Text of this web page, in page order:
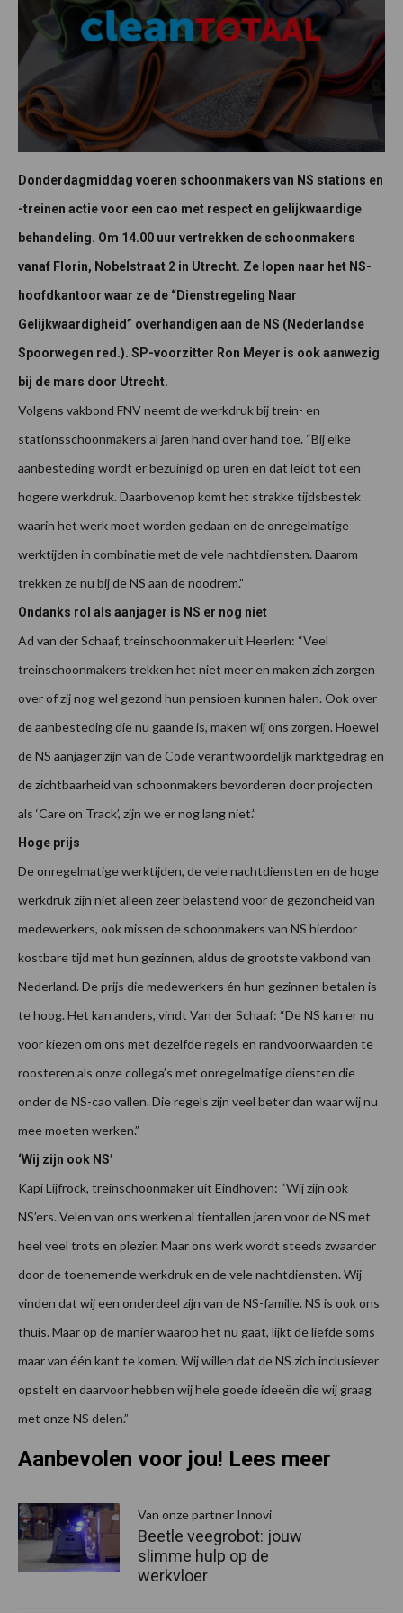
Donderdagmiddag voeren schoonmakers van NS stations en
-treinen actie voor een cao met respect en gelijkwaardige
behandeling. Om 14.00 uur vertrekken de schoonmakers
vanaf Florin, Nobelstraat 2 in Utrecht. Ze lopen naar het NS-
hoofdkantoor waar ze de “Dienstregeling Naar
Gelijkwaardigheid” overhandigen aan de NS (Nederlandse
Spoorwegen red.). SP-voorzitter Ron Meyer is ook aanwezig
bij de mars door Utrecht.
Volgens vakbond FNV neemt de werkdruk bij trein- en
stationsschoonmakers al jaren hand over hand toe. “Bij elke
aanbesteding wordt er bezuinigd op uren en dat leidt tot een
hogere werkdruk. Daarbovenop komt het strakke tijdsbestek
waarin het werk moet worden gedaan en de onregelmatige
werktijden in combinatie met de vele nachtdiensten. Daarom
trekken ze nu bij de NS aan de noodrem.”
Ondanks rol als aanjager is NS er nog niet
Ad van der Schaaf, treinschoonmaker uit Heerlen: “Veel
treinschoonmakers trekken het niet meer en maken zich zorgen
over of zij nog wel gezond hun pensioen kunnen halen. Ook over
de aanbesteding die nu gaande is, maken wij ons zorgen. Hoewel
de NS aanjager zijn van de Code verantwoordelijk marktgedrag en
de zichtbaarheid van schoonmakers bevorderen door projecten
als ‘Care on Track’, zijn we er nog lang niet.”
Hoge prijs
De onregelmatige werktijden, de vele nachtdiensten en de hoge
werkdruk zijn niet alleen zeer belastend voor de gezondheid van
medewerkers, ook missen de schoonmakers van NS hierdoor
kostbare tijd met hun gezinnen, aldus de grootste vakbond van
Nederland. De prijs die medewerkers én hun gezinnen betalen is
te hoog. Het kan anders, vindt Van der Schaaf: “De NS kan er nu
voor kiezen om ons met dezelfde regels en randvoorwaarden te
roosteren als onze collega’s met onregelmatige diensten die
onder de NS-cao vallen. Die regels zijn veel beter dan waar wij nu
mee moeten werken.”
‘Wij zijn ook NS’
Kapi Lijfrock, treinschoonmaker uit Eindhoven: “Wij zijn ook
NS’ers. Velen van ons werken al tientallen jaren voor de NS met
heel veel trots en plezier. Maar ons werk wordt steeds zwaarder
door de toenemende werkdruk en de vele nachtdiensten. Wij
vinden dat wij een onderdeel zijn van de NS-familie. NS is ook ons
thuis. Maar op de manier waarop het nu gaat, lijkt de liefde soms
maar van één kant te komen. Wij willen dat de NS zich inclusiever
opstelt en daarvoor hebben wij hele goede ideeën die wij graag
met onze NS delen.”
Aanbevolen voor jou! Lees meer
Van onze partner Innovi
Beetle veegrobot: jouw
slimme hulp op de
werkvloer